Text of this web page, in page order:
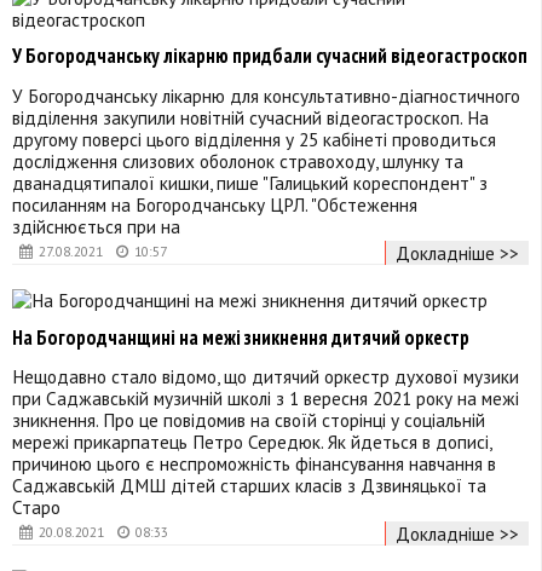
27.08.2021 10:57
У Богородчанську лікарню придбали сучасний відеогастроскоп
У Богородчанську лікарню для консультативно-діагностичного
відділення закупили новітній сучасний відеогастроскоп. На
другому поверсі цього відділення у 25 кабінеті проводиться
дослідження слизових оболонок стравоходу, шлунку та
дванадцятипалої кишки, пише "Галицький кореспондент" з
посиланням на Богородчанську ЦРЛ. "Обстеження
здійснюється при на
Докладніше >>
20.08.2021 08:33
На Богородчанщині на межі зникнення дитячий оркестр
Нещодавно стало відомо, що дитячий оркестр духової музики
при Саджавській музичній школі з 1 вересня 2021 року на межі
зникнення. Про це повідомив на своїй сторінці у соціальній
мережі прикарпатець Петро Середюк. Як йдеться в дописі,
причиною цього є неспроможність фінансування навчання в
Саджавській ДМШ дітей старших класів з Дзвиняцької та
Старо
Докладніше >>